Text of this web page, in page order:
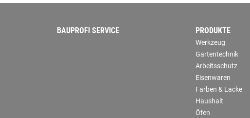
BAUPROFI SERVICE PRODUKTE
Werkzeug
Gartentechnik
Arbeitsschutz
Eisenwaren
Farben & Lacke
Haushalt
Öfen